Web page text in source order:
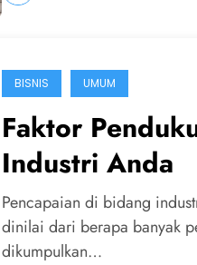
BISNIS UMUM
Faktor
Industri Anda
Pencapaian di bidang
dinilai dari berapa banyak
dikumpulkan…